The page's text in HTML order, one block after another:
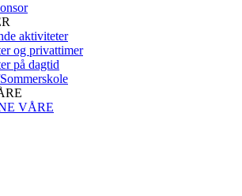
aktiviteter
og privattimer
på dagtid
VÅRE